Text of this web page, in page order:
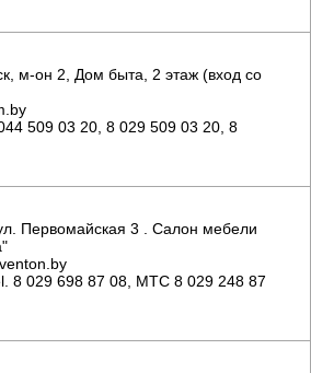
м-он 2, Дом быта, 2 этаж (вход со
509 03 20, 8 029 509 03 20, 8
Первомайская 3 . Салон мебели
8 029 698 87 08, МТС 8 029 248 87